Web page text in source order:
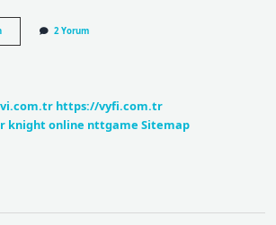
E-
Devlet
Alınır
2 Yorum
https://vyfi.com.tr
knight online nttgame Sitemap